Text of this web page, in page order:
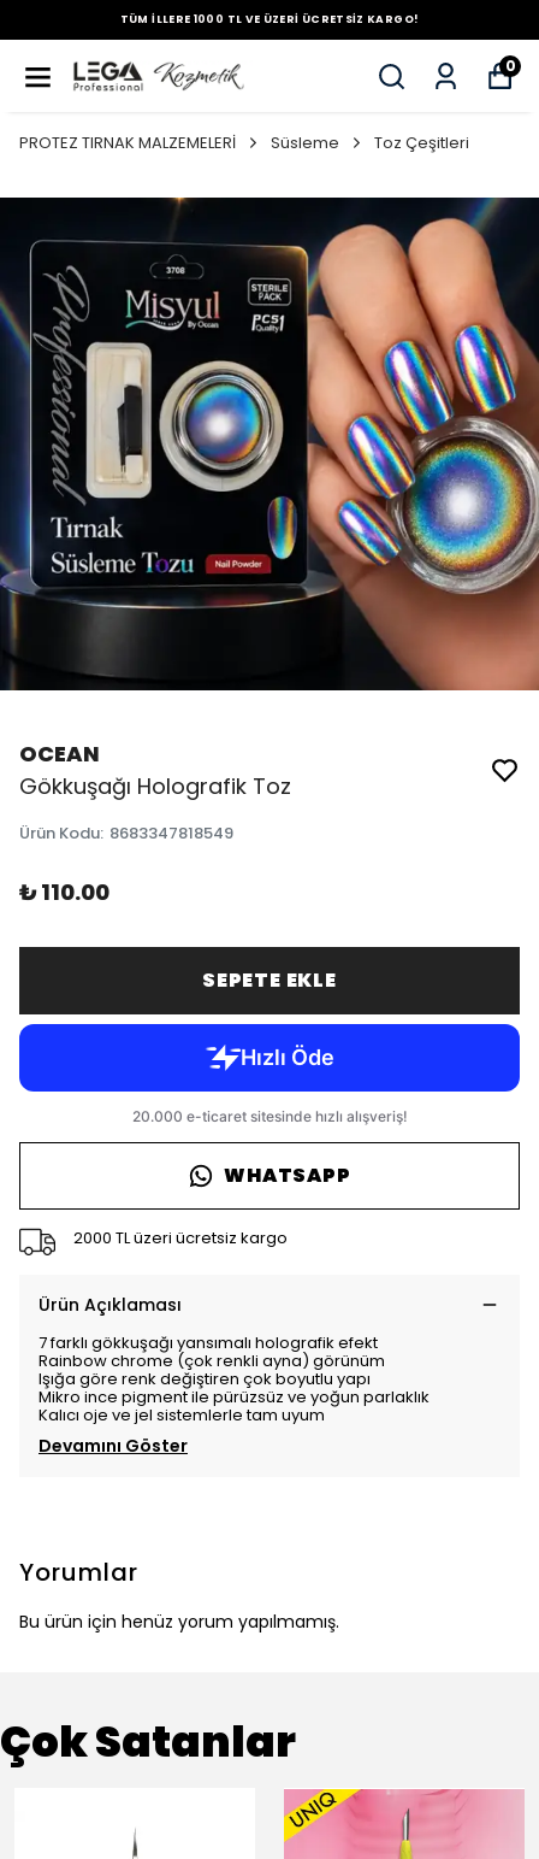
TÜM İLLERE 1000 TL VE ÜZERİ ÜCRETSİZ KARGO!
0
PROTEZ TIRNAK MALZEMELERİ Süsleme Toz Çeşitleri
OCEAN
Gökkuşağı Holografik Toz
Ürün Kodu: 8683347818549
₺ 110.00
SEPETE EKLE
WHATSAPP
2000 TL üzeri ücretsiz kargo
Ürün Açıklaması
7 farklı gökkuşağı yansımalı holografik efekt
Rainbow chrome (çok renkli ayna) görünüm
Işığa göre renk değiştiren çok boyutlu yapı
Mikro ince pigment ile pürüzsüz ve yoğun parlaklık
Kalıcı oje ve jel sistemlerle tam uyum
Devamını Göster
Yorumlar
Bu ürün için henüz yorum yapılmamış.
Çok Satanlar